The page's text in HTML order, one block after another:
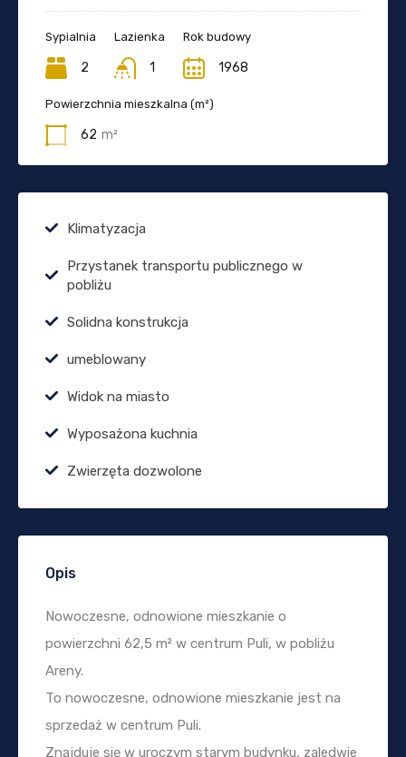
Sypialnia
2
Lazienka
1
Rok budowy
1968
Powierzchnia mieszkalna (m²)
62 m²
Klimatyzacja
Przystanek transportu publicznego w
pobliżu
Solidna konstrukcja
umeblowany
Widok na miasto
Wyposażona kuchnia
Zwierzęta dozwolone
Opis
Nowoczesne, odnowione mieszkanie o
powierzchni 62,5 m² w centrum Puli, w pobliżu
Areny.
To nowoczesne, odnowione mieszkanie jest na
sprzedaż w centrum Puli.
Znajduje się w uroczym starym budynku, zaledwie